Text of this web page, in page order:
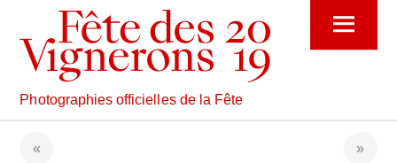
content
Menu
Photographies officielles de la Fête